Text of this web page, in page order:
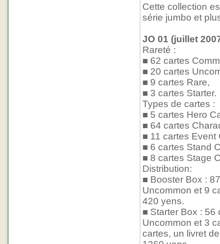
Cette collection
série jumbo et
JO 01 (juillet
Rareté :
■ 62 cartes
■ 20 cartes
■ 9 cartes Rare,
■ 3 cartes Starter.
Types de cartes :
■ 5 cartes Hero
■ 64 cartes
■ 11 cartes Event
■ 6 cartes Stand
■ 8 cartes Stage
Distribution:
■ Booster Box :
Uncommon et 9
420 yens.
■ Starter Box : 56
Uncommon et 3
cartes, un livret